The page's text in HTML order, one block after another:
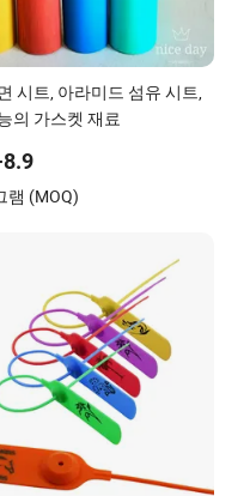
시트, 아라미드 섬유 시트,
의 가스켓 재료
램 (MOQ)